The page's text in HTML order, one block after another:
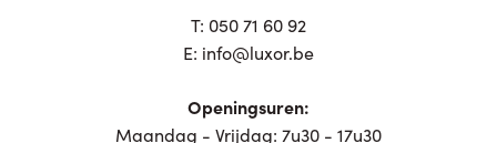
T: 050 71 60 92
E: info@luxor.be
Openingsuren:
Maandag - Vrijdag: 7u30 - 17u30